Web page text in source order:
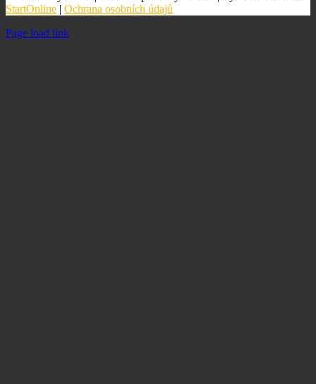
StartOnline | Ochrana osobních údajů
Page load link